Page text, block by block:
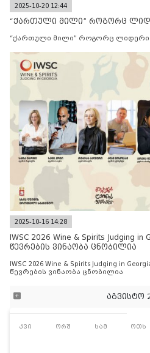
2025-10-20 12:44
“ქართული მილი” როგორც
“ქართული მილი” როგორც ლიდერი
2025-10-16 14:28
IWSC 2026 Wine & Spirits Judging
წევრების ვინაობა ცნობილია
IWSC 2026 Wine & Spirits Judging in
წევრების ვინაობა ცნობილია
აგვისტო
კვი ორშ სამ ოთხ